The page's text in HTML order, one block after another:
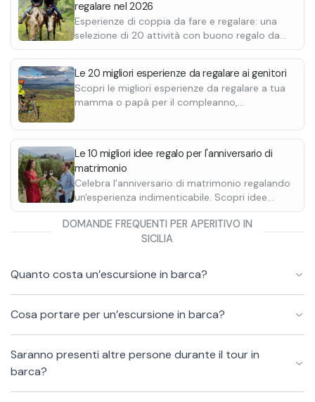
regalare nel 2026
Esperienze di coppia da fare e regalare: una
selezione di 20 attività con buono regalo da
stampare e personalizzare. Passeggiate a
cavallo, giornate alla spa, degustazioni, cene in
baita e molto altro.
Le 20 migliori esperienze da regalare ai genitori
Scopri le migliori esperienze da regalare a tua
mamma o papà per il compleanno,
Le 10 migliori idee regalo per l'anniversario di
matrimonio
Celebra l'anniversario di matrimonio regalando
un'esperienza indimenticabile. Scopri idee
uniche per sorprendere il proprio partner.
DOMANDE FREQUENTI PER APERITIVO IN
SICILIA
Quanto costa un’escursione in barca?
Cosa portare per un’escursione in barca?
Saranno presenti altre persone durante il tour in
barca?